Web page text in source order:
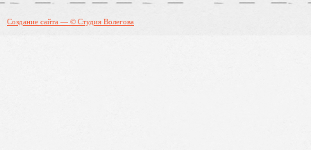
Создание сайта — © Студия Волегова